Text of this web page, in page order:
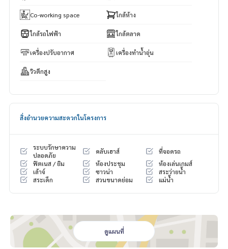
Co-working space ใกล้ห้าง
ใกล้รถไฟฟ้า ใกล้ตลาด
เครื่องปรับอากาศ เครื่องทำน้ำอุ่น
วิวตึกสูง
สิ่งอำนวยความสะดวกในโครงการ
ระบบรักษาความ
ปลอดภัย
คลับเฮาส์
ที่จอดรถ
ฟิตเนส / ยิม
ห้องประชุม
ห้องเล่นเกมส์
เล้าจ์
ซาวน่า
สระว่ายน้ำ
สระเด็ก
สวนขนาดย่อม แม่น้ำ
ดูแผนที่